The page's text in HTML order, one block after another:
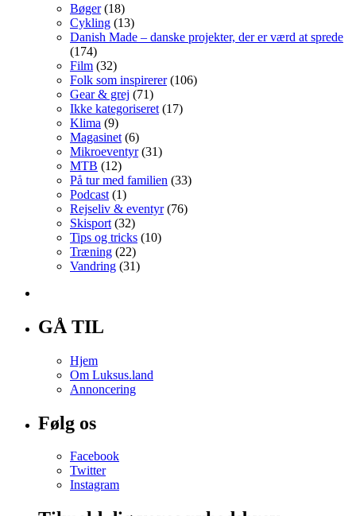
Bøger(18)
Cykling (13)
Danish Made – danske projekter, der er værd at sprede
(174)
Film (32)
Folk som inspirerer(106)
Gear & grej (71)
Ikke kategoriseret (17)
Klima (9)
Magasinet (6)
Mikroeventyr(31)
MTB (12)
På tur med familien (33)
Podcast (1)
Rejseliv & eventyr(76)
Skisport (32)
Tips og tricks (10)
Træning (22)
Vandring (31)
GÅ TIL
Hjem
Om Luksus.land
Annoncering
Følg os
Facebook
Twitter
Instagram